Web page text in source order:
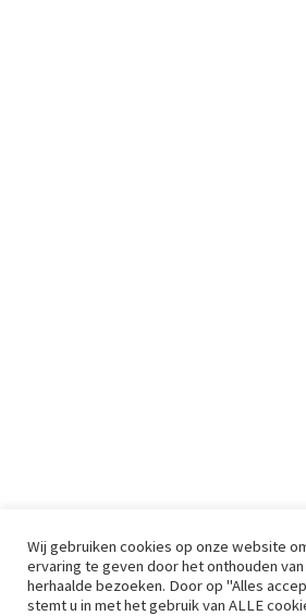
Wij gebruiken cookies op onze website
ervaring te geven door het onthouden
herhaalde bezoeken. Door op "Alles
stemt u in met het gebruik van ALLE